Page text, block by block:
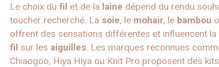
Le choix du fil et de la laine dépend du rendu
toucher recherché. La soie, le mohair, le bambou
offrent des sensations différentes et influencent la
fil sur les aiguilles. Les marques reconnues
Chiaogoo, Hiya Hiya ou Knit Pro proposent des